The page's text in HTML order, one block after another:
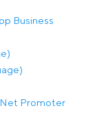
Business
Promoter